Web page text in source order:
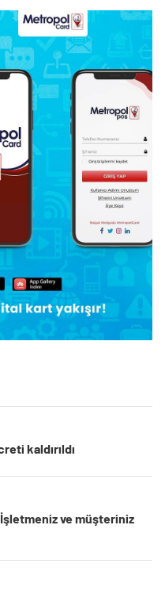
kaldırıldı
ve müşteriniz